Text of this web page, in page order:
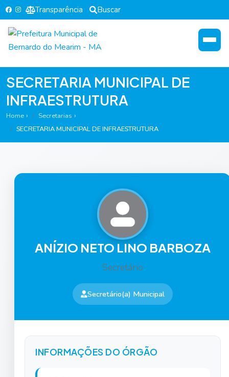
Transparência Buscar
SECRETARIA MUNICIPAL DE
INFRAESTRUTURA
Home
Secretarias
SECRETARIA MUNICIPAL DE INFRAESTRUTURA
ANÍZIO NETO LINO BARBOZA
Secretário
Secretário(a) Municipal
INFORMAÇÕES DO ÓRGÃO